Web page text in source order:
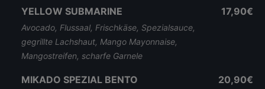
YELLOW SUBMARINE
Avocado, Flussaal, Frischkäse, Spezialsauce,
gegrillte Lachshaut, Mango Mayonnaise,
Mangostreifen, scharfe Garnele
17,90€
MIKADO SPEZIAL BENTO 20,90€